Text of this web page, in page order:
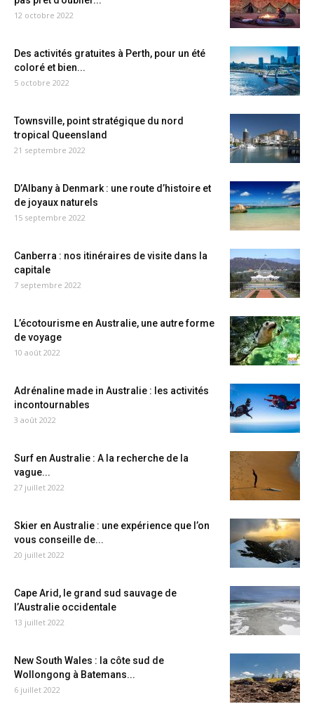
12 octobre 2022
Des activités gratuites à Perth, pour un été
coloré et bien...
5 octobre 2022
Townsville, point stratégique du nord
tropical Queensland
21 septembre 2022
D’Albany à Denmark : une route d’histoire et
de joyaux naturels
15 septembre 2022
Canberra : nos itinéraires de visite dans la
capitale
7 septembre 2022
L’écotourisme en Australie, une autre forme
de voyage
10 août 2022
Adrénaline made in Australie : les activités
incontournables
3 août 2022
Surf en Australie : A la recherche de la
vague...
27 juillet 2022
Skier en Australie : une expérience que l’on
vous conseille de...
20 juillet 2022
Cape Arid, le grand sud sauvage de
l’Australie occidentale
13 juillet 2022
New South Wales : la côte sud de
Wollongong à Batemans...
6 juillet 2022